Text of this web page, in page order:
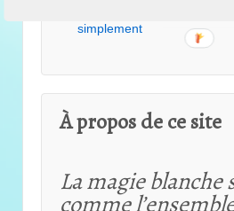
simplement
À propos de ce site
La magie blanche
comme